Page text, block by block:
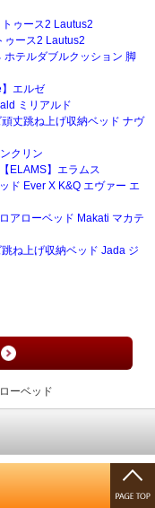
トゥース2 Lautus2
ゥース2 Lautus2
ホテルダブルクッション 脚
エルゼ
ミリアルド
丈跳ね上げ収納ベッド ナヴ
クリン
ELAMS】エラムス
ド Ever X K&Q エヴァー エ
アローベッド Makati マカテ
ね上げ収納ベッド Jada ジ
ーベッド
クイーン
ベッド